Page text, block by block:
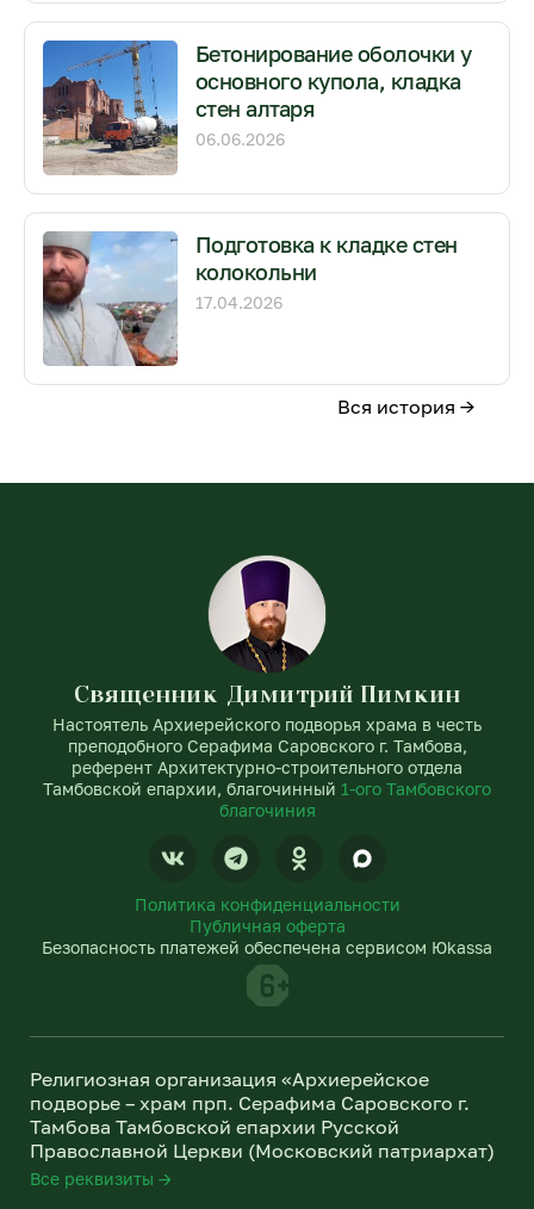
Бетонирование оболочки у
основного купола, кладка
стен алтаря
06.06.2026
Подготовка к кладке стен
колокольни
17.04.2026
Вся история →
Священник Димитрий Пимкин
Настоятель Архиерейского подворья храма в честь
преподобного Серафима Саровского г. Тамбова,
референт Архитектурно-строительного отдела
Тамбовской епархии, благочинный 1-ого Тамбовского
благочиния
V
k
T
e
e
g
m
O
d
o
k
s
i
k
i
Политика конфиденциальности
Публичная оферта
Безопасность платежей обеспечена сервисом Юkassa
Религиозная организация «Архиерейское
подворье – храм прп. Серафима Саровского г.
Тамбова Тамбовской епархии Русской
Православной Церкви (Московский патриархат)
Все реквизиты →